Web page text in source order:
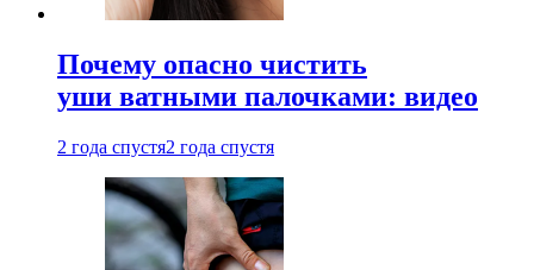
Почему опасно чистить
уши ватными палочками: видео
2 года спустя2 года спустя